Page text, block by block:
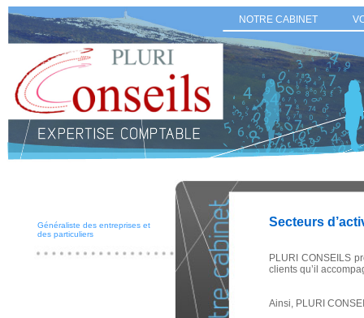
NOTRE CABINET
Généraliste des entreprises et
des particuliers
Secteurs
PLURI CONSEILS
clients qu’il
Ainsi, PLURI